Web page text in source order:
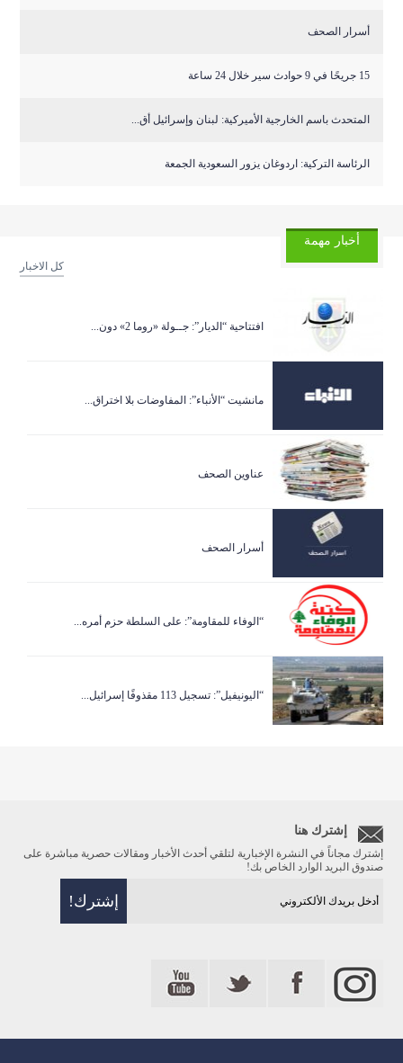
أسرار الصحف
15 جريحًا في 9 حوادث سير خلال 24 ساعة
المتحدث باسم الخارجية الأميركية: لبنان وإسرائيل أق...
الرئاسة التركية: اردوغان يزور السعودية الجمعة
أخبار مهمة
كل الاخبار
افتتاحية “الديار”: جــولة «روما 2» دون...
مانشيت “الأنباء”: المفاوضات بلا اختراق...
عناوين الصحف
أسرار الصحف
“الوفاء للمقاومة”: على السلطة حزم أمره...
“اليونيفيل”: تسجيل 113 مقذوفًا إسرائيل...
إشترك هنا
إشترك مجاناً في النشرة الإخبارية لتلقي أحدث الأخبار ومقالات حصرية مباشرة على
صندوق البريد الوارد الخاص بك!